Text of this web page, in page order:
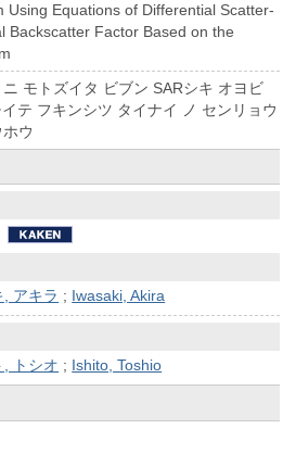
Using Equations of Differential Scatter-
Backscatter Factor Based on the
モトズイタ ビブン SARシキ オヨビ
テ フキンシツ タイナイ ノ センリョウ
ウ
, アキラ ; Iwasaki, Akira
, トシオ ; Ishito, Toshio